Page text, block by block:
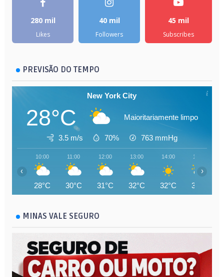
280 mil
Likes
40 mil
Followers
45 mil
Subscribes
PREVISÃO DO TEMPO
New York City
28°C Maioritariamente limpo
3.5 m/s 70% 763 mmHg
10:00
28°C
11:00
30°C
12:00
31°C
13:00
32°C
14:00
32°C
15:00
33°C
‹ ›
MINAS VALE SEGURO